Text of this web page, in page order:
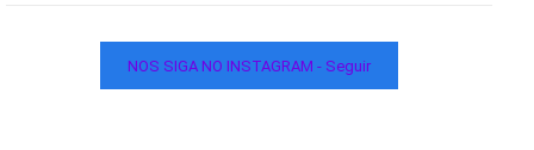
NOS SIGA NO INSTAGRAM - Seguir